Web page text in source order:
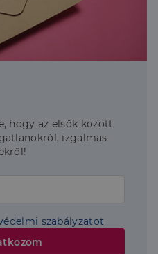
hogy az elsők között
izgalmas
szabályzatot